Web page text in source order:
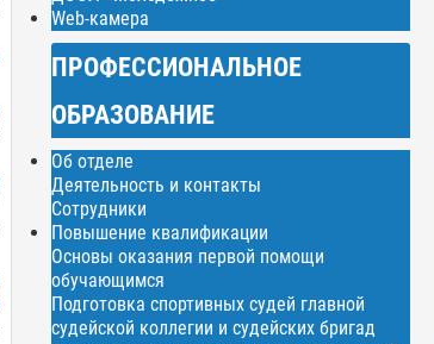
Web-камера
ПРОФЕССИОНАЛЬНОЕ
ОБРАЗОВАНИЕ
Об отделе
Деятельность и контакты
Сотрудники
Повышение квалификации
Основы оказания первой помощи
обучающимся
Подготовка спортивных судей главной
судейской коллегии и судейских бригад